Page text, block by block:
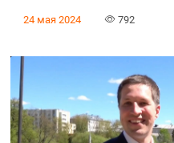
24 мая 2024 792